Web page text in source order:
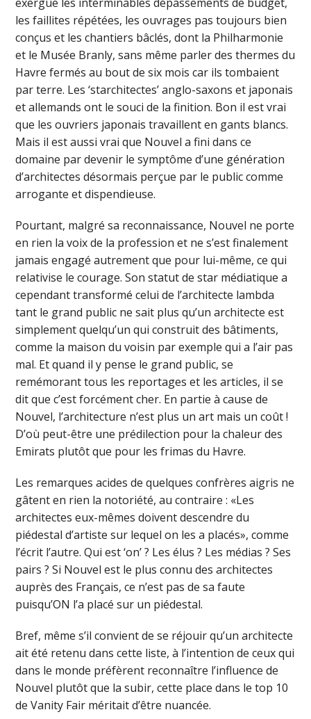
les faillites répétées, les ouvrages pas toujours bien
conçus et les chantiers bâclés, dont la Philharmonie
et le Musée Branly, sans même parler des thermes du
Havre fermés au bout de six mois car ils tombaient
par terre. Les ‘starchitectes’ anglo-saxons et japonais
et allemands ont le souci de la finition. Bon il est vrai
que les ouvriers japonais travaillent en gants blancs.
Mais il est aussi vrai que Nouvel a fini dans ce
domaine par devenir le symptôme d’une génération
d’architectes désormais perçue par le public comme
arrogante et dispendieuse.
Pourtant, malgré sa reconnaissance, Nouvel ne porte
en rien la voix de la profession et ne s’est finalement
jamais engagé autrement que pour lui-même, ce qui
relativise le courage. Son statut de star médiatique a
cependant transformé celui de l’architecte lambda
tant le grand public ne sait plus qu’un architecte est
simplement quelqu’un qui construit des bâtiments,
comme la maison du voisin par exemple qui a l’air pas
mal. Et quand il y pense le grand public, se
remémorant tous les reportages et les articles, il se
dit que c’est forcément cher. En partie à cause de
Nouvel, l’architecture n’est plus un art mais un coût !
D’où peut-être une prédilection pour la chaleur des
Emirats plutôt que pour les frimas du Havre.
Les remarques acides de quelques confrères aigris ne
gâtent en rien la notoriété, au contraire : «Les
architectes eux-mêmes doivent descendre du
piédestal d’artiste sur lequel on les a placés», comme
l’écrit l’autre. Qui est ‘on’ ? Les élus ? Les médias ? Ses
pairs ? Si Nouvel est le plus connu des architectes
auprès des Français, ce n’est pas de sa faute
puisqu’ON l’a placé sur un piédestal.
Bref, même s’il convient de se réjouir qu’un architecte
ait été retenu dans cette liste, à l’intention de ceux qui
dans le monde préfèrent reconnaître l’influence de
Nouvel plutôt que la subir, cette place dans le top 10
de Vanity Fair méritait d’être nuancée.